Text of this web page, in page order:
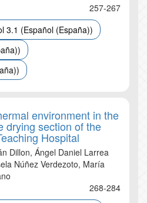
257-267
3.1 (Español (España))
environment in the
drying section of the
Hospital
Dillon, Ángel Daniel Larrea
Núñez Verdezoto, María
268-284